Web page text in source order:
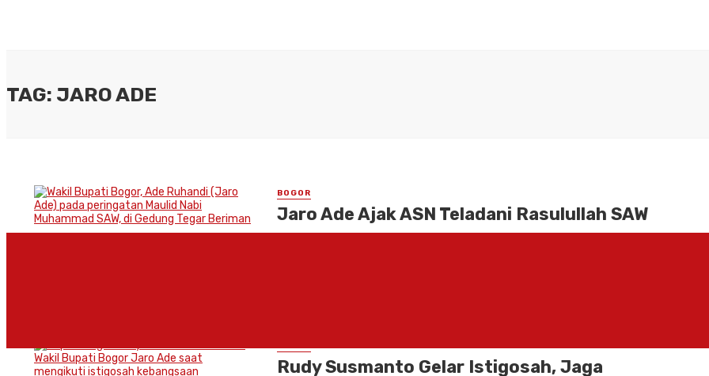
TAG: JARO ADE
BOGOR
Jaro Ade Ajak ASN Teladani Rasulullah SAW
Rudy Susmanto Gelar Istigosah, Jaga